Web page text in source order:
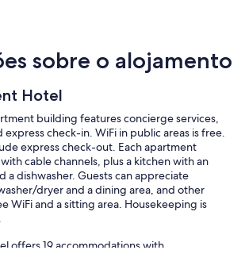
sobre o alojamento
Hotel
building features concierge services,
express check-in. WiFi in public areas is free.
express check-out. Each apartment
cable channels, plus a kitchen with an
a dishwasher. Guests can appreciate
dryer and a dining area, and other
WiFi and a sitting area. Housekeeping is
offers 19 accommodations with